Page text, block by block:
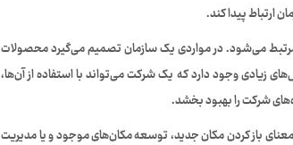
پیدا کند.
می‌شود. در مواردی یک سازمان تصمیم می‌گیرد محصولات
زیادی وجود دارد که یک شرکت می‌تواند با استفاده از آن‌ها،
شرکت را بهبود بخشد.
باز کردن مکان جدید، توسعه مکان‌های موجود و یا مدیریت